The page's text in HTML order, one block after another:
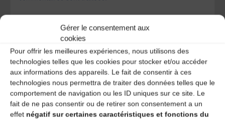
Gérer le consentement aux
cookies
Pour offrir les meilleures expériences, nous utilisons des
technologies telles que les cookies pour stocker et/ou accéder
aux informations des appareils. Le fait de consentir à ces
technologies nous permettra de traiter des données telles que le
comportement de navigation ou les ID uniques sur ce site. Le
fait de ne pas consentir ou de retirer son consentement a un
effet négatif sur certaines caractéristiques et fonctions du
A DECOUVRIR :